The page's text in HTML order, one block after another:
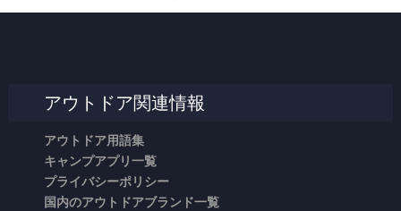
アウトドア関連情報
アウトドア用語集
キャンプアプリ一覧
プライバシーポリシー
国内のアウトドアブランド一覧